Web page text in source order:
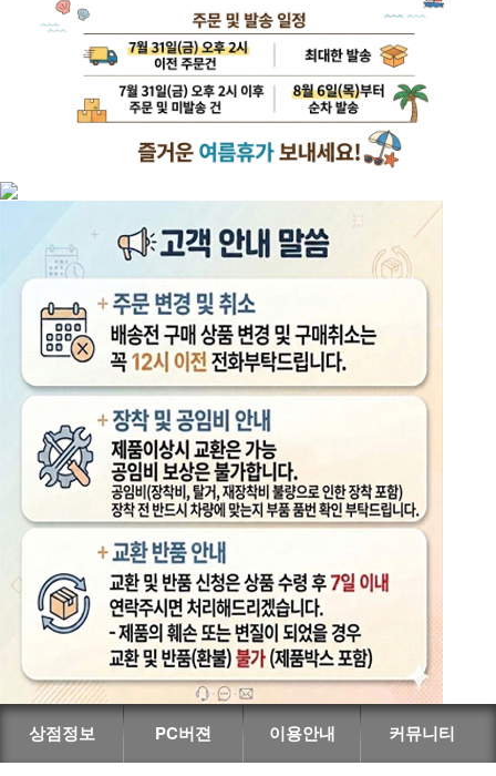
상점정보 PC버젼 이용안내 커뮤니티